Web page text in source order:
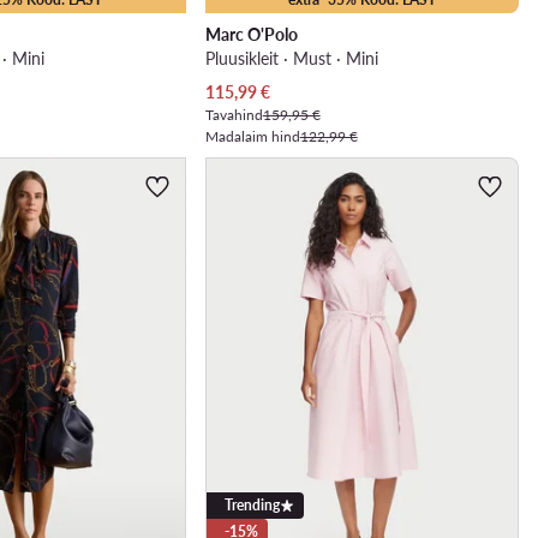
Mini
Marc O'Polo
Pluusikleit · Must · Mini
Praegune hind
115,99€
Tavahind159,95 €
Madalaim hind122,99 €
Trending
-15%